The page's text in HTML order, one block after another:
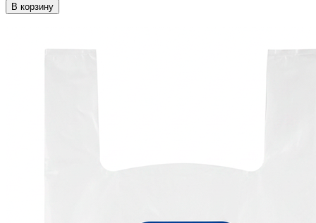
В корзину